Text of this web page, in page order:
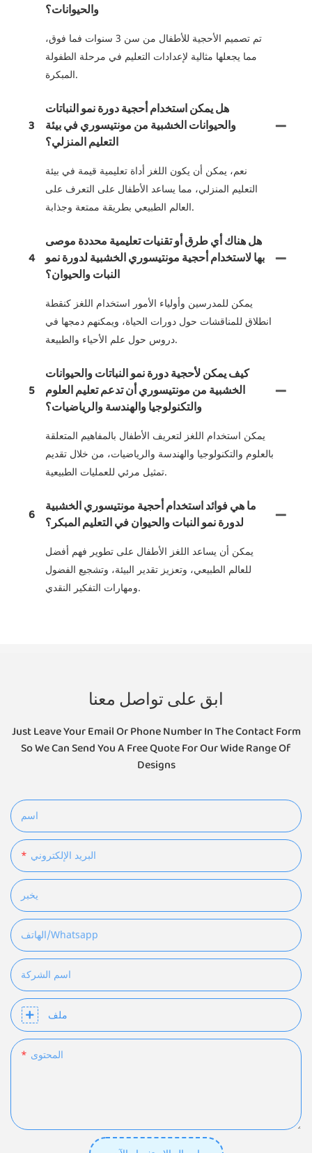
والحيوانات؟
تم تصميم الأحجية للأطفال من سن 3 سنوات فما فوق،
مما يجعلها مثالية لإعدادات التعليم في مرحلة الطفولة
المبكرة.
3
هل يمكن استخدام أحجية دورة نمو النباتات
والحيوانات الخشبية من مونتيسوري في بيئة
التعليم المنزلي؟
نعم، يمكن أن يكون اللغز أداة تعليمية قيمة في بيئة
التعليم المنزلي، مما يساعد الأطفال على التعرف على
العالم الطبيعي بطريقة ممتعة وجذابة.
4
هل هناك أي طرق أو تقنيات تعليمية محددة موصى
بها لاستخدام أحجية مونتيسوري الخشبية لدورة نمو
النبات والحيوان؟
يمكن للمدرسين وأولياء الأمور استخدام اللغز كنقطة
انطلاق للمناقشات حول دورات الحياة، ويمكنهم دمجها في
دروس حول علم الأحياء والطبيعة.
5
كيف يمكن لأحجية دورة نمو النباتات والحيوانات
الخشبية من مونتيسوري أن تدعم تعليم العلوم
والتكنولوجيا والهندسة والرياضيات؟
يمكن استخدام اللغز لتعريف الأطفال بالمفاهيم المتعلقة
بالعلوم والتكنولوجيا والهندسة والرياضيات، من خلال تقديم
تمثيل مرئي للعمليات الطبيعية.
6
ما هي فوائد استخدام أحجية مونتيسوري الخشبية
لدورة نمو النبات والحيوان في التعليم المبكر؟
يمكن أن يساعد اللغز الأطفال على تطوير فهم أفضل
للعالم الطبيعي، وتعزيز تقدير البيئة، وتشجيع الفضول
ومهارات التفكير النقدي.
ابق على تواصل معنا
Just Leave Your Email Or Phone Number In The Contact Form
So We Can Send You A Free Quote For Our Wide Range Of
Designs
اسم
البريد الإلكتروني
يخبر
الهاتف/whatsapp
اسم الشركة
ملف
المحتوى